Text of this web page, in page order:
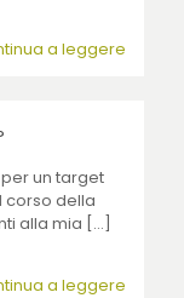
a leggere
un target
corso della
alla mia […]
a leggere